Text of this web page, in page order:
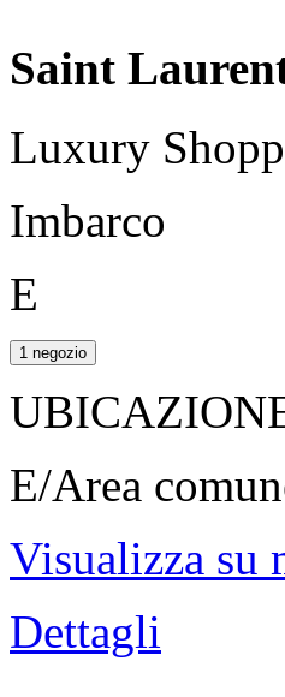
Saint
Luxury
Imbarco
E
1 negozio
E/Area
Visualizza su
Dettagli